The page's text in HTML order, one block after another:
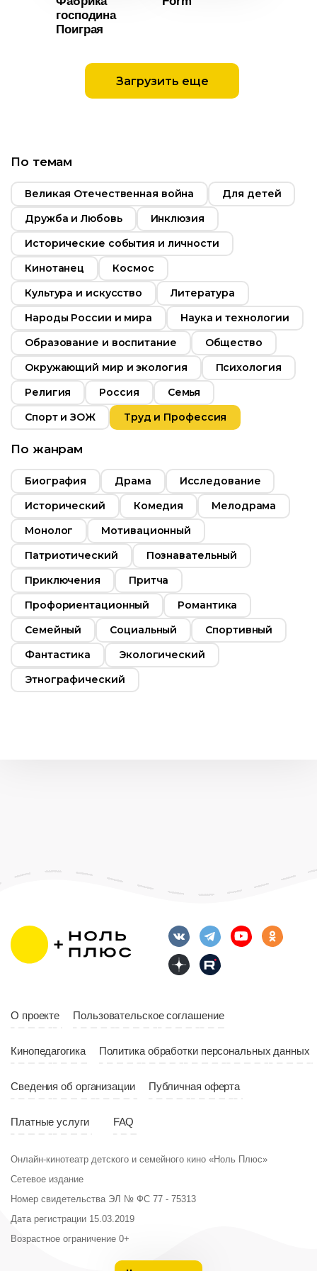
господина
Поиграя
Длительность
12:00
Год
Страна Иран
Загрузить еще
По темам
Великая Отечественная война
Для детей
Дружба и Любовь
Инклюзия
Исторические события и личности
Кинотанец
Космос
Культура и искусство
Литература
Народы России и мира
Наука и технологии
Образование и воспитание
Общество
Окружающий мир и экология
Психология
Религия
Россия
Семья
Спорт и ЗОЖ
Труд и Профессия
По жанрам
Биография Драма
Исследование
Исторический
Комедия
Мелодрама
Монолог
Мотивационный
Патриотический
Познавательный
Приключения
Притча
Профориентационный
Романтика
Семейный
Социальный
Спортивный
Фантастика
Экологический
Этнографический
О проекте Пользовательское соглашение
Кинопедагогика Политика обработки персональных данных
Сведения об организации Публичная оферта
Платные услуги FAQ
Онлайн-кинотеатр детского и семейного кино «Ноль Плюс»
Сетевое издание
Номер свидетельства ЭЛ № ФС 77 - 75313
Дата регистрации 15.03.2019
Возрастное ограничение 0+